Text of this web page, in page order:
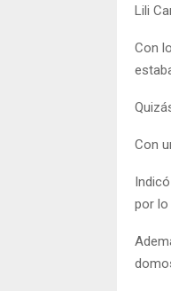
Lili
Con
Con
por lo